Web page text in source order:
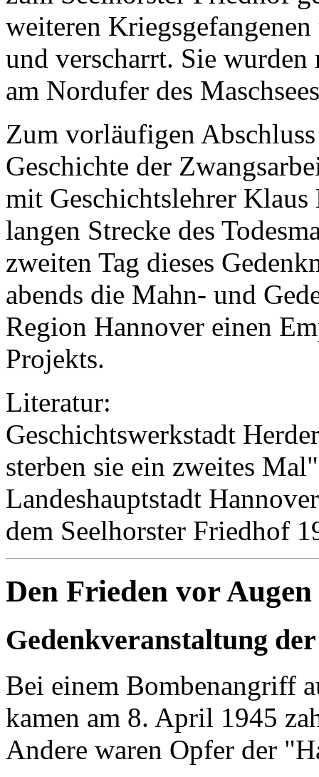
weiteren
und verscharrt. Sie
am Nordufer des
Zum vorläufigen
Geschichte der
mit Geschichtslehrer
langen Strecke des
zweiten Tag dieses
abends die Mahn- und
Region Hannover einen
Projekts.
Literatur:
Geschichtswerkstadt
sterben sie ein zweites
Landeshauptstadt
dem Seelhorster Friedhof
Den Frieden vor
Gedenkveranstaltung
Bei einem Bombenangriff
kamen am 8. April 1945
Andere waren Opfer der